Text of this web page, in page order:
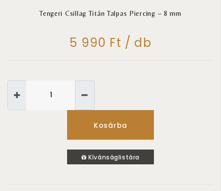
Tengeri Csillag Titán Talpas Piercing – 8 mm
5 990 Ft / db
Kosárba
Kívánságlistára